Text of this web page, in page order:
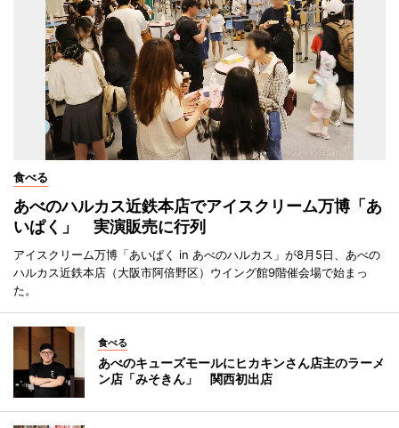
食べる
あべのハルカス近鉄本店でアイスクリーム万博「あ
いぱく」 実演販売に行列
アイスクリーム万博「あいぱく in あべのハルカス」が8月5日、あべの
ハルカス近鉄本店（大阪市阿倍野区）ウイング館9階催会場で始まっ
た。
食べる
あべのキューズモールにヒカキンさん店主のラーメ
ン店「みそきん」 関西初出店